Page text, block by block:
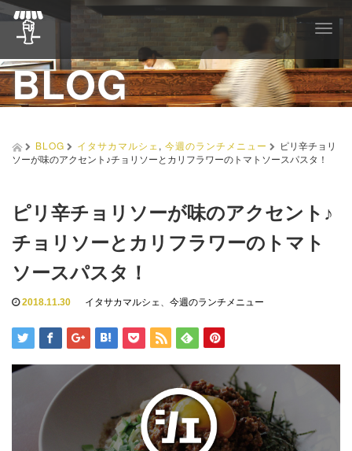
T
g
g
l
e
v
t
BLOG
BLOG イタサカマルシェ , 今週のランチメニュー
ピリ辛チョリ
ソーが味のアクセント♪チョリソーとカリフラワーのトマトソースパスタ！
ピリ辛チョリソーが味のアクセント♪
チョリソーとカリフラワーのトマト
ソースパスタ！
2018.11.30 イタサカマルシェ、 今週のランチメニュー